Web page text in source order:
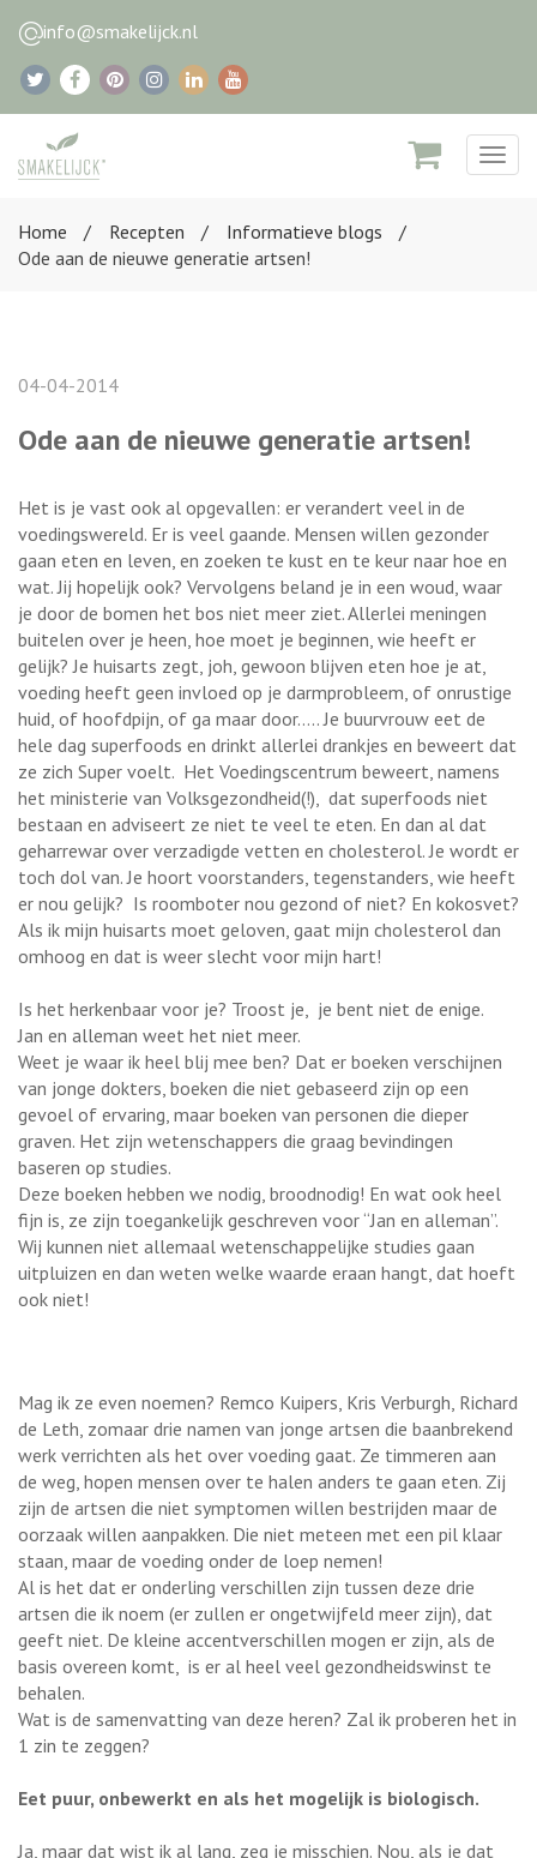
info@smakelijck.nl
Home
Recepten
Informatieve blogs
Ode aan de nieuwe generatie artsen!
04-04-2014
Ode aan de nieuwe generatie artsen!
Het is je vast ook al opgevallen: er verandert veel in de
voedingswereld. Er is veel gaande. Mensen willen gezonder
gaan eten en leven, en zoeken te kust en te keur naar hoe en
wat. Jij hopelijk ook? Vervolgens beland je in een woud, waar
je door de bomen het bos niet meer ziet. Allerlei meningen
buitelen over je heen, hoe moet je beginnen, wie heeft er
gelijk? Je huisarts zegt, joh, gewoon blijven eten hoe je at,
voeding heeft geen invloed op je darmprobleem, of onrustige
huid, of hoofdpijn, of ga maar door….. Je buurvrouw eet de
hele dag superfoods en drinkt allerlei drankjes en beweert dat
ze zich Super voelt. Het Voedingscentrum beweert, namens
het ministerie van Volksgezondheid(!), dat superfoods niet
bestaan en adviseert ze niet te veel te eten. En dan al dat
geharrewar over verzadigde vetten en cholesterol. Je wordt er
toch dol van. Je hoort voorstanders, tegenstanders, wie heeft
er nou gelijk? Is roomboter nou gezond of niet? En kokosvet?
Als ik mijn huisarts moet geloven, gaat mijn cholesterol dan
omhoog en dat is weer slecht voor mijn hart!
Is het herkenbaar voor je? Troost je,
je bent niet de enige.
Jan en alleman weet het niet meer.
Weet je waar ik heel blij mee ben? Dat er boeken verschijnen
van jonge dokters, boeken die niet gebaseerd zijn op een
gevoel of ervaring, maar boeken van personen die dieper
graven. Het zijn wetenschappers die graag bevindingen
baseren op studies.
Deze boeken hebben we nodig, broodnodig! En wat ook heel
fijn is, ze zijn toegankelijk geschreven voor “Jan en alleman”.
Wij kunnen niet allemaal wetenschappelijke studies gaan
uitpluizen en dan weten welke waarde eraan hangt, dat hoeft
ook niet!
Mag ik ze even noemen? Remco Kuipers, Kris Verburgh, Richard
de Leth, zomaar drie namen van jonge artsen die baanbrekend
werk verrichten als het over voeding gaat. Ze timmeren aan
de weg, hopen mensen over te halen anders te gaan eten. Zij
zijn de artsen die niet symptomen willen bestrijden maar de
oorzaak willen aanpakken. Die niet meteen met een pil klaar
staan, maar de voeding onder de loep nemen!
Al is het dat er onderling verschillen zijn tussen deze drie
artsen die ik noem (er zullen er ongetwijfeld meer zijn), dat
geeft niet. De kleine accentverschillen mogen er zijn, als de
basis overeen komt, is er al heel veel gezondheidswinst te
behalen.
Wat is de samenvatting van deze heren? Zal ik proberen het in
1 zin te zeggen?
Eet puur, onbewerkt en als het mogelijk is biologisch.
Ja, maar dat wist ik al lang, zeg je misschien. Nou, als je dat